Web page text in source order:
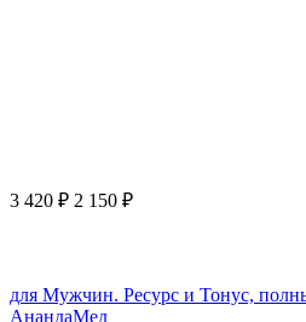
3 420 ₽ 2 150 ₽
для Мужчин. Ресурс и Тонус,
АнандаМед